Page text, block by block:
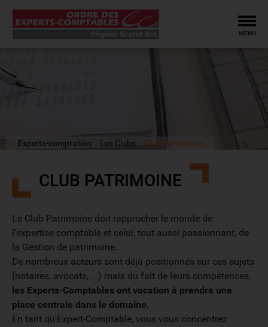
MENU
Experts-comptables Les Clubs Club Patrimoine
CLUB PATRIMOINE
Le Club Patrimoine doit rapprocher le monde de
l'expertise comptable et celui, tout aussi passionnant, de
la Gestion de patrimoine.
De nombreux acteurs sont déjà positionnés sur ces sujets
(notaires, avocats, ...) mais du fait de leurs compétences,
les Experts-Comptables ont vocation à prendre une
place centrale dans le domaine.
En tant qu'Expert-Comptable, vous vous concentrez